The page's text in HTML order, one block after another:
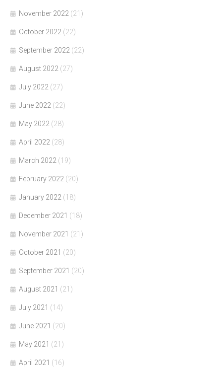
November 2022 (21)
October 2022 (22)
September 2022 (22)
August 2022 (27)
July 2022 (27)
June 2022 (22)
May 2022 (28)
April 2022 (28)
March 2022 (19)
February 2022 (20)
January 2022 (18)
December 2021 (18)
November 2021 (21)
October 2021 (20)
September 2021 (20)
August 2021 (21)
July 2021 (14)
June 2021 (20)
May 2021 (21)
April 2021 (16)